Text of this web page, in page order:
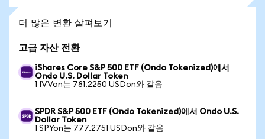
더 많은 변환 살펴보기
고급 자산 전환
iShares Core S&P 500 ETF (Ondo Tokenized)에서
Ondo U.S. Dollar Token
1 IVVon는 781.2250 USDon와 같음
SPDR S&P 500 ETF (Ondo Tokenized)에서 Ondo U.S.
Dollar Token
1 SPYon는 777.2751 USDon와 같음